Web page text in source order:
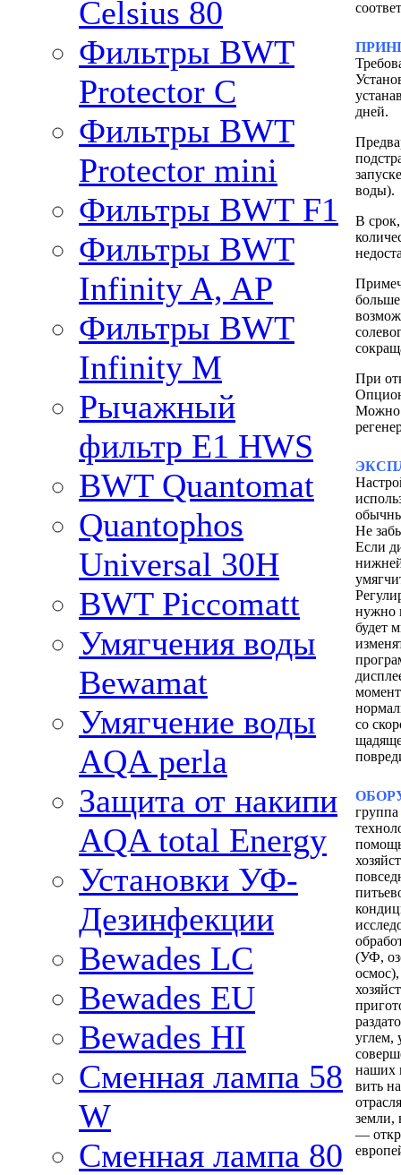
Celsius 80
Фильтры BWT
Protector C
Фильтры BWT
Protector mini
Фильтры BWT F1
Фильтры BWT
Infinity A, AP
Фильтры BWT
Infinity M
Рычажный
фильтр E1 HWS
BWT Quantomat
Quantophos
Universal 30H
BWT Piccomatt
Умягчения воды
Bewamat
Умягчение воды
AQA perla
Защита от накипи
AQA total Energy
Установки УФ-
Дезинфекции
Bewades LC
Bewades EU
Bewades HI
Сменная лампа 58
W
Сменная лампа 80
дней.
воды).
В
При
Можно
Не
Если
нужно
будет
со
(УФ,
углем,
наших
вить
земли,
—